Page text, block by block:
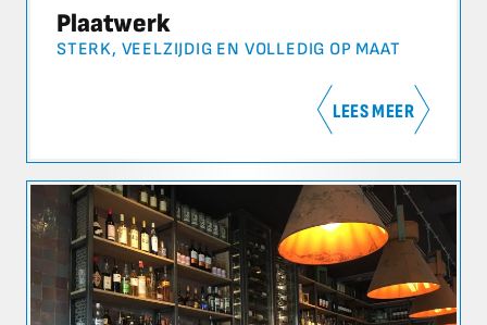
Plaatwerk
STERK, VEELZIJDIG EN VOLLEDIG OP MAAT
LEES MEER